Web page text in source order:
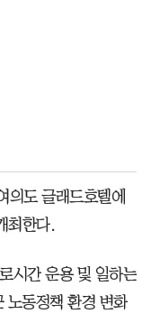
의도 글래드호텔에
최한다.
시간 운용 및 일하는
노동정책 환경 변화